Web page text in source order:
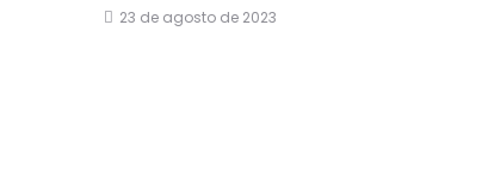
23 de agosto de 2023